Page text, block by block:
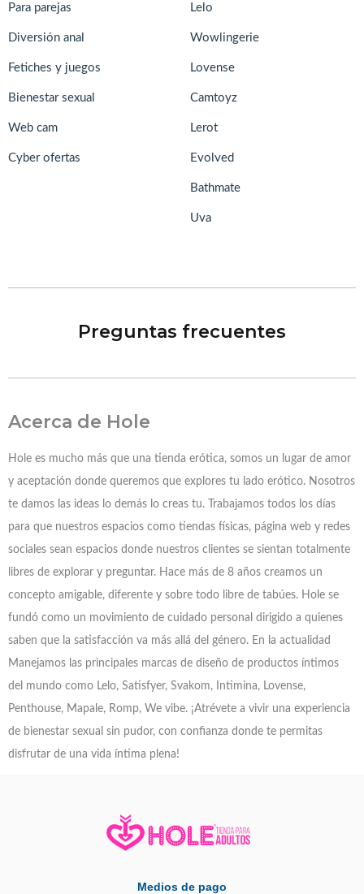
Para parejas
Diversión anal
Fetiches y juegos
Bienestar sexual
Web cam
Cyber ofertas
Lelo
Wowlingerie
Lovense
Camtoyz
Lerot
Evolved
Bathmate
Uva
Preguntas frecuentes
Acerca de Hole
Hole es mucho más que una tienda erótica, somos un lugar de amor
y aceptación donde queremos que explores tu lado erótico. Nosotros
te damos las ideas lo demás lo creas tu. Trabajamos todos los días
para que nuestros espacios como tiendas físicas, página web y redes
sociales sean espacios donde nuestros clientes se sientan totalmente
libres de explorar y preguntar. Hace más de 8 años creamos un
concepto amigable, diferente y sobre todo libre de tabúes. Hole se
fundó como un movimiento de cuidado personal dirigido a quienes
saben que la satisfacción va más allá del género. En la actualidad
Manejamos las principales marcas de diseño de productos íntimos
del mundo como Lelo, Satisfyer, Svakom, Intimina, Lovense,
Penthouse, Mapale, Romp, We vibe. ¡Atrévete a vivir una experiencia
de bienestar sexual sin pudor, con confianza donde te permitas
disfrutar de una vida íntima plena!
Medios de pago